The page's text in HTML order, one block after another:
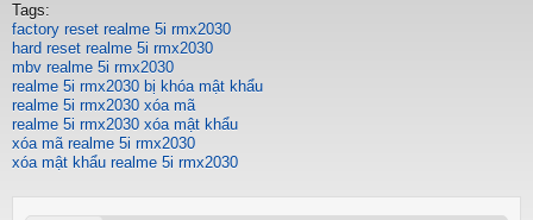
Tags:
factory reset realme 5i rmx2030
hard reset realme 5i rmx2030
mbv realme 5i rmx2030
realme 5i rmx2030 bị khóa mật khẩu
realme 5i rmx2030 xóa mã
realme 5i rmx2030 xóa mật khẩu
xóa mã realme 5i rmx2030
xóa mật khẩu realme 5i rmx2030